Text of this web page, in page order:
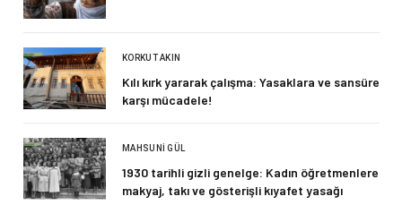
KORKUT AKIN
Kılı kırk yararak çalışma: Yasaklara ve sansüre
karşı mücadele!
MAHSUNI GÜL
1930 tarihli gizli genelge: Kadın öğretmenlere
makyaj, takı ve gösterişli kıyafet yasağı